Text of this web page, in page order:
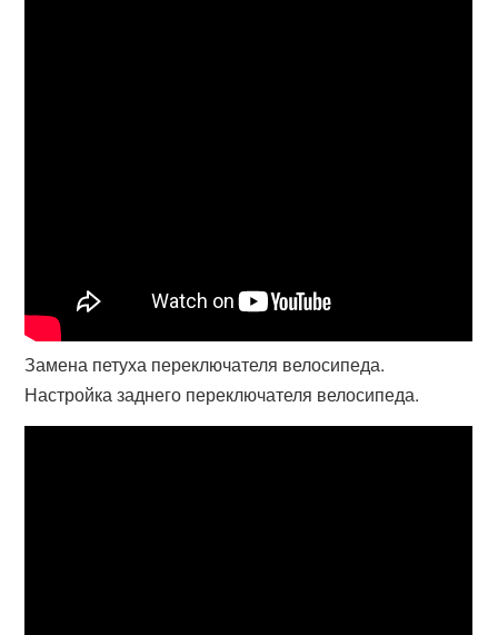
Замена петуха переключателя велосипеда.
Настройка заднего переключателя велосипеда.